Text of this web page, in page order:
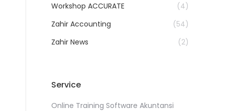
Workshop ACCURATE
(4)
Zahir Accounting
(54)
Zahir News
(2)
Service
Online Training Software Akuntansi